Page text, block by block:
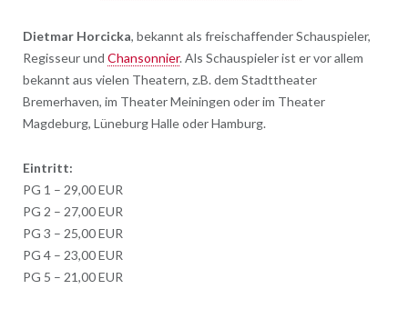
Dietmar Horcicka, bekannt als freischaffender Schauspieler,
Regisseur und Chansonnier. Als Schauspieler ist er vor allem
bekannt aus vielen Theatern, z.B. dem Stadttheater
Bremerhaven, im Theater Meiningen oder im Theater
Magdeburg, Lüneburg Halle oder Hamburg.
Eintritt:
PG 1 – 29,00 EUR
PG 2 – 27,00 EUR
PG 3 – 25,00 EUR
PG 4 – 23,00 EUR
PG 5 – 21,00 EUR